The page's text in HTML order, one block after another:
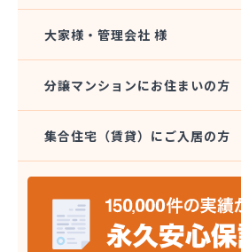
株式会社サイサン 新小岩営業
株式会社さかなや本店 プロパ
株式会社サンマイティ
株式会社シャイニングサービ
株式会社スギモト
株式会社スズキ
株式会社セイカ 京王営業所
株式会社タジマ
株式会社トーエーテクニカ
株式会社トーエル 西東京営業
大家様・管理会社 様
分譲マンションにお住まいの方
集合住宅（賃貸）にご入居の方